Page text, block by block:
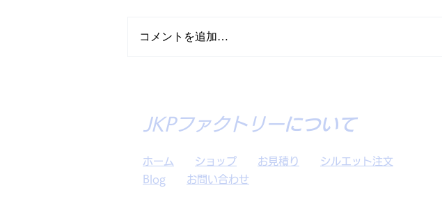
岡山選抜2022様
コメントを追加…
JKPファクトリー​について
ホーム ショップ お見積り
シルエット注文
Blog
お問い合わせ